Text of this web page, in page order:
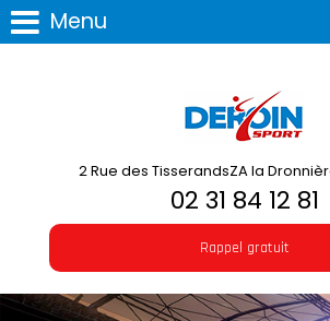
Menu
2 Rue des TisserandsZA la
02 31 84 12 81
Rappel gratuit